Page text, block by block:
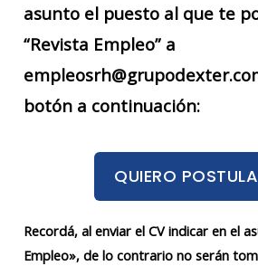
asunto el puesto al que te
“Revista Empleo” a
botón a continuación:
QUIERO
Recordá, al enviar el CV indicar en el
Empleo», de lo contrario no serán